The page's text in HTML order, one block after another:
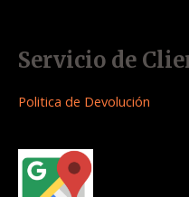
Servicio de
Politica de Devolución